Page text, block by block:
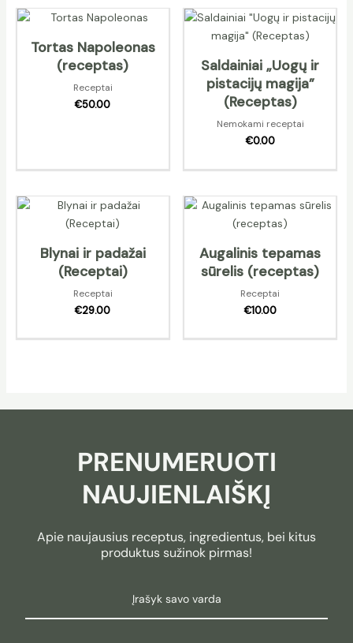
Tortas Napoleonas
(receptas)
Receptai
€50.00
Saldainiai „Uogų ir
pistacijų magija”
(Receptas)
Nemokami receptai
€0.00
Blynai ir padažai
(Receptai)
Receptai
€29.00
Augalinis tepamas
sūrelis (receptas)
Receptai
€10.00
PRENUMERUOTI
NAUJIENLAIŠKĮ
Apie naujausius receptus, ingredientus, bei kitus
produktus sužinok pirmas!